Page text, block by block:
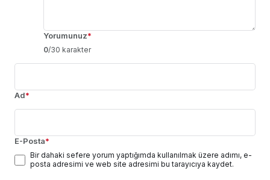
Yorumunuz*
0/30 karakter
Ad*
E-Posta*
Bir dahaki sefere yorum yaptığımda kullanılmak üzere adımı, e-
posta adresimi ve web site adresimi bu tarayıcıya kaydet.